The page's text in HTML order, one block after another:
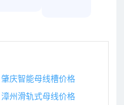
肇庆智能母线槽价格
漳州滑轨式母线价格